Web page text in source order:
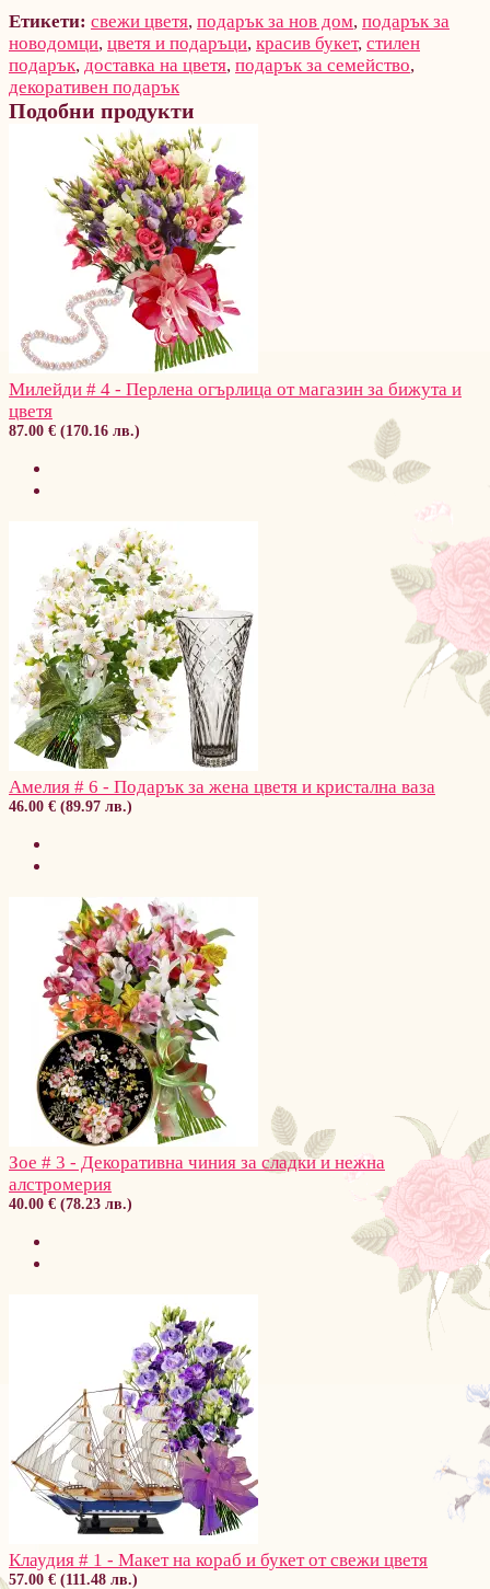
Етикети: свежи цветя, подарък за нов дом, подарък за
новодомци, цветя и подаръци, красив букет, стилен
подарък, доставка на цветя, подарък за семейство,
декоративен подарък
Подобни продукти
Милейди # 4 - Перлена огърлица от магазин за бижута и
цветя
87.00 € (170.16 лв.)
Амелия # 6 - Подарък за жена цветя и кристална ваза
46.00 € (89.97 лв.)
Зое # 3 - Декоративна чиния за сладки и нежна
алстромерия
40.00 € (78.23 лв.)
Клаудия # 1 - Макет на кораб и букет от свежи цветя
57.00 € (111.48 лв.)